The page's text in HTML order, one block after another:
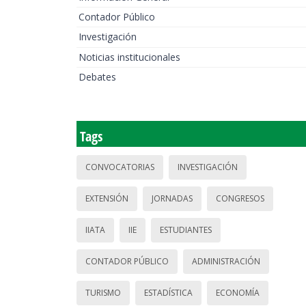
Contador Público
Investigación
Noticias institucionales
Debates
Tags
CONVOCATORIAS INVESTIGACIÓN
EXTENSIÓN JORNADAS CONGRESOS
IIATA IIE ESTUDIANTES
CONTADOR PÚBLICO ADMINISTRACIÓN
TURISMO ESTADÍSTICA ECONOMÍA